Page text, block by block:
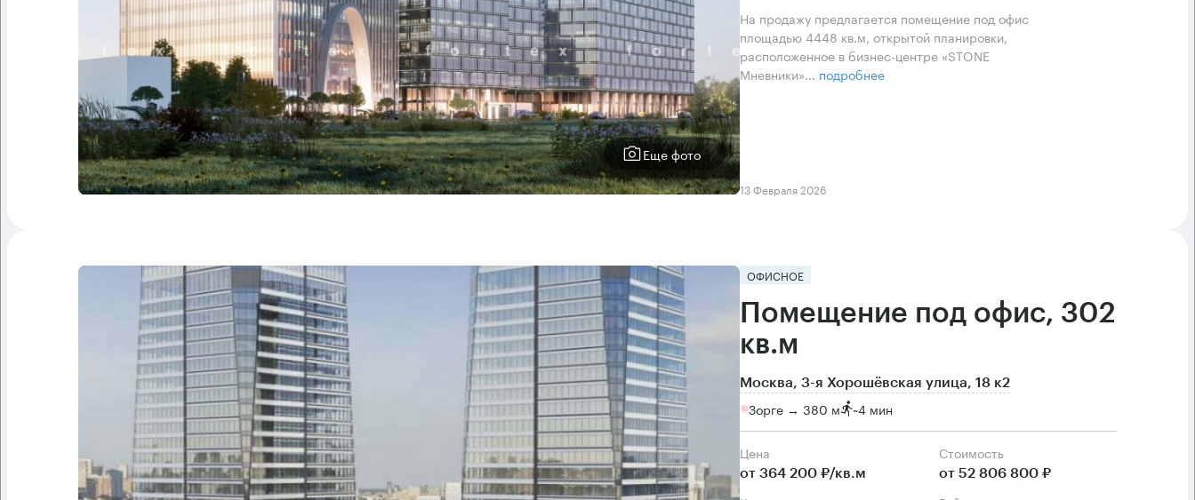
Еще фото
На продажу предлагается помещение под офис
площадью 4448 кв.м, открытой планировки,
расположенное в бизнес-центре «STONE
Мневники»... подробнее
13 Февраля 2026
ОФИСНОЕ
Помещение под офис, 302
кв.м
Москва, 3-я Хорошёвская улица, 18 к2
Зорге → 380 м ~4 мин
Цена
от 364 200 ₽/кв.м
Cтоимость
от 52 806 800 ₽